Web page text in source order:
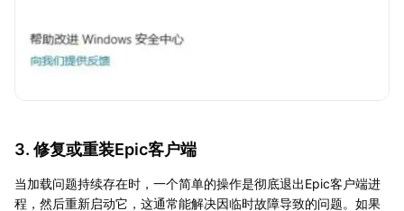
3. 修复或重装Epic客户端
当加载问题持续存在时，一个简单的操作是彻底退出Epic客户端进
程，然后重新启动它，这通常能解决因临时故障导致的问题。如果